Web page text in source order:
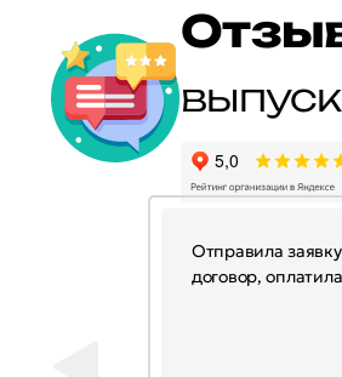
Отправила
договор,